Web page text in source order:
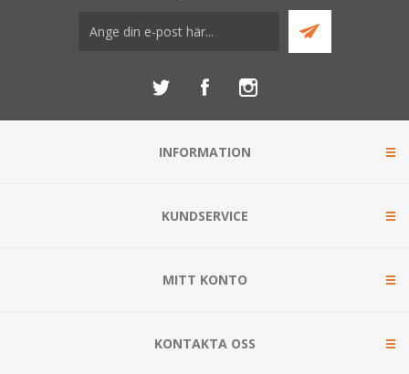
INFORMATION
KUNDSERVICE
MITT KONTO
KONTAKTA OSS